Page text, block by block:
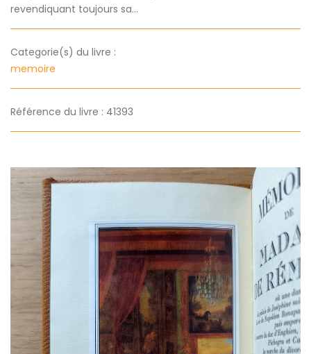
revendiquant toujours sa...
Categorie(s) du livre :
memoire
Référence du livre : 41393